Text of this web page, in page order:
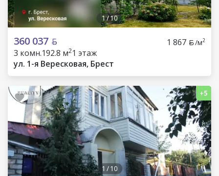
1/10
360 037 1 867 /м2
3 комн.192.8 м21 этаж
ул. 1-я Вересковая, Брест
1 /10